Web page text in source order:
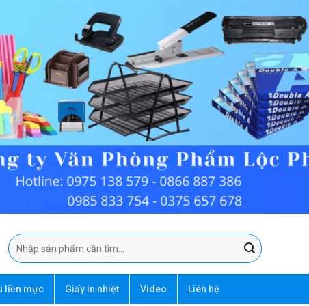
Tìm
kiếm:
liền mực Giấy in nhiệt Video Liên hệ